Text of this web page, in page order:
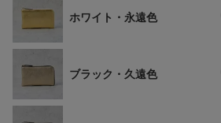
ホワイト・永遠色
ブラック・久遠色